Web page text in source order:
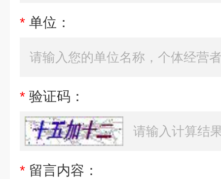
* 单位：
* 验证码：
* 留言内容：